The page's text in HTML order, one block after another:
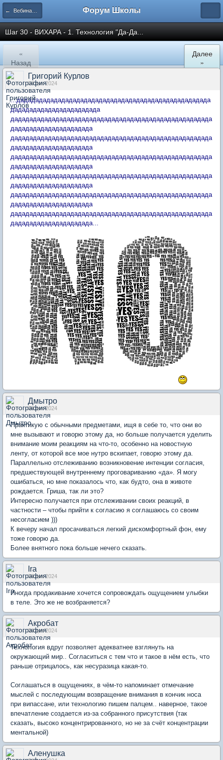
← Вебинары Школы Форум Школы
Шаг 30 - ВИХАРА - 1. Технология "Да-Да...
«
Назад
Далее
»
Григорий Курлов
04 дек 2024
...дададададададададададададададададададададададададада
дададададададададададада
дадададададададададададададададададададададададададада
дадададададададададада
дадададададададададададададададададададададададададада
дадададададададададада
дадададададададададададададададададададададададададада
дадададададададададада
дадададададададададададададададададададададададададада
дадададададададададада
дадададададададададададададададададададададададададада
дадададададададададада
дадададададададададададададададададададададададададада
дадададададададададада...
Дмытро
04 дек 2024
Практикую с обычными предметами, ищя в себе то, что они во
мне вызывают и говорю этому да, но больше получается уделить
внимание моим реакциям на что-то, особенно на новостную
ленту, от которой все мое нутро вскипает, говорю этому да.
Параллельно отслеживанию возникновение интенции согласия,
предшествующей внутреннему проговариванию «да». Я могу
ошибаться, но мне показалось что, как будто, она в животе
рождается. Гриша, так ли это?
Интересно получается при отслеживании своих реакций, в
частности – чтобы прийти к согласию я соглашаюсь со своим
несогласием )))
К вечеру начал просачиваться легкий дискомфортный фон, ему
тоже говорю да.
Более внятного пока больше нечего сказать.
Ira
04 дек 2024
Иногда продакивание хочется сопровождать ощущением улыбки
в теле. Это же не возбраняется?
Акробат
04 дек 2024
Технология вдруг позволяет адекватнее взглянуть на
окружающий мир.. Согласиться с тем что и такое в нём есть, что
раньше отрицалось, как несуразица какая-то.
Соглашаться в ощущениях, в чём-то напоминает отмечание
мыслей с последующим возвращение внимания в кончик носа
при випассане, или технологию пишем палцем.. наверное, такое
впечатление создается из-за собранного присутствия (так
сказать, высоко концентрированного, но не за счёт концентрации
ментальной)
Аленушка